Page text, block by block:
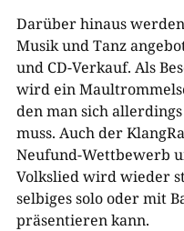
Darüber hinaus
Musik und Tanz
und CD-Verkauf. Als
wird ein
den man sich
muss. Auch der
Neufund-Wettbewerb
Volkslied wird wieder
selbiges solo oder mit
präsentieren kann.